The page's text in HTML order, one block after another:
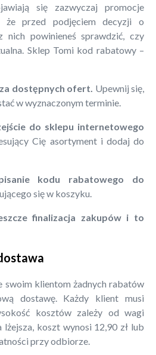
się zazwyczaj promocje
że przed podjęciem decyzji o
nich powinieneś sprawdzić, czy
Sklep Tomi kod rabatowy –
dostępnych ofert. Upewnij się,
w wyznaczonym terminie.
do sklepu internetowego
Cię asortyment i dodaj do
kodu rabatowego do
się w koszyku.
finalizacja zakupów i to
swoim klientom żadnych rabatów
dostawę. Każdy klient musi
kosztów zależy od wagi
lżejsza, koszt wynosi 12,90 zł lub
przy odbiorze.